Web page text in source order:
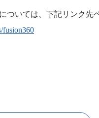
ついては、下記リンク
fusion360